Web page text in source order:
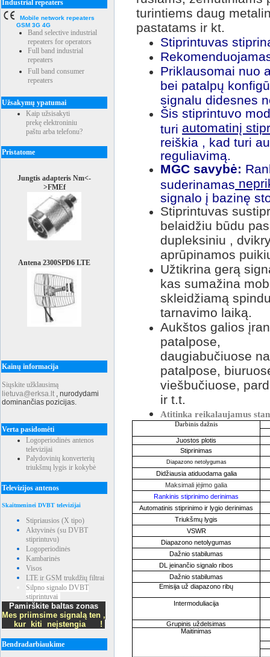
Industrial repeaters
Mobile network repeaters
GSM 3G 4G
Band selective industrial
repeaters for operators
Full band industrial
repeaters
Full band consumer
repeaters
Užsakymų ypatumai
Kaip užsisakyti
prekę elektroniniu
paštu arba telefonu?
Pristatome
Jungtis adapteris Nm<-
>FMEf
Antena 2300SPD6 LTE
Kainų informacija
Siųskite užklausimą
lietuva@erksa.lt , nurodydami
dominančias pozicijas.
Verta pasidomėti
Logoperiodinės antenos
televizijai
Palydovinių konverterių
triukšmų lygis ir kokybė
Televizijos antenos
Skaitmeninei DVBT televizijai
Stipriausios (X tipo)
Aktyvinės (su DVBT
stiprintuvu)
Logoperiodinės
Kambarinės
Visos
LTE ir GSM trukdžių filtrai
Silpno signalo DVBT
stiprintuvai
Pamirškite baltas zonas
Mes priimsime signalą ten ,
kur kiti neįstengia !
Bendradarbiaukime
turintiems daug
pastatams ir kt.
Stiprintuvas
Priklausomai nuo
bei patalpų
signalu didesnes
Šis stiprintuvo
turi automatinį
reiškia , kad turi
reguliavimą.
MGC savybė:
suderinamas
signalo į bazinę
Stiprintuvas
belaidžiu būdu
dupleksiniu ,
aprūpinamos
Užtikrina gerą
kas sumažina
skleidžiamą
tarnavimo laiką.
Aukštos galios
patalpose,
daugiabučiuose
patalpose,
viešbučiuose,
ir t.t.
Atitinka reikalaujamus
Darbinis dažnis
Juostos plotis
Stiprinimas
Diapazono netolygumas
Didžiausia atiduodama galia
Maksimaliįėjimo galia
Rankinis stiprinimo derinimas
Automatinis stiprinimo ir lygio derinimas
Triukšmų lygis
VSWR
Diapazono netolygumas
Dažnio stabilumas
DL įeinančio signalo ribos
Dažnio stabilumas
Emisija už diapazono ribų
Intermoduliacija
Grupinis uždelsimas
Maitinimas